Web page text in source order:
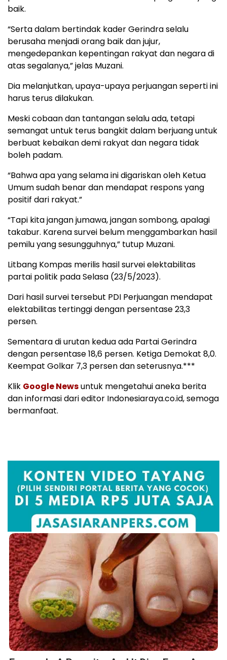
baik.
“Serta dalam bertindak kader Gerindra selalu
berusaha menjadi orang baik dan jujur,
mengedepankan kepentingan rakyat dan negara di
atas segalanya,” jelas Muzani.
Dia melanjutkan, upaya-upaya perjuangan seperti ini
harus terus dilakukan.
Meski cobaan dan tantangan selalu ada, tetapi
semangat untuk terus bangkit dalam berjuang untuk
berbuat kebaikan demi rakyat dan negara tidak
boleh padam.
“Bahwa apa yang selama ini digariskan oleh Ketua
Umum sudah benar dan mendapat respons yang
positif dari rakyat.”
“Tapi kita jangan jumawa, jangan sombong, apalagi
takabur. Karena survei belum menggambarkan hasil
pemilu yang sesungguhnya,” tutup Muzani.
Litbang Kompas merilis hasil survei elektabilitas
partai politik pada Selasa (23/5/2023).
Dari hasil survei tersebut PDI Perjuangan mendapat
elektabilitas tertinggi dengan persentase 23,3
persen.
Sementara di urutan kedua ada Partai Gerindra
dengan persentase 18,6 persen. Ketiga Demokat 8,0.
Keempat Golkar 7,3 persen dan seterusnya.***
Klik Google Newsuntuk mengetahui aneka berita
dan informasi dari editor Indonesiaraya.co.id, semoga
bermanfaat.